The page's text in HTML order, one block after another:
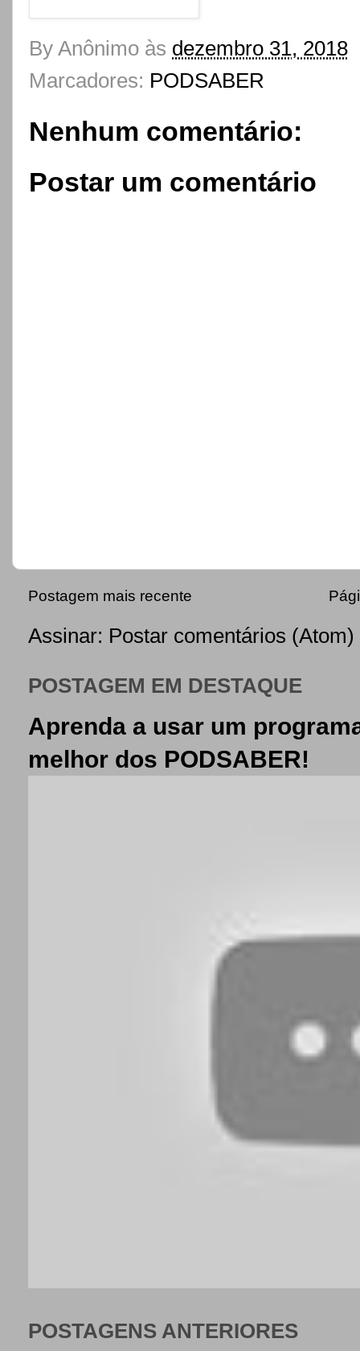
By Anônimo às dezembro 31, 2018
Marcadores: PODSABER
Nenhum comentário:
Postar um comentário
Postagem mais recente
Assinar: Postar comentários (Atom)
POSTAGEM EM DESTAQUE
Aprenda a usar um
melhor dos PODSABER!
POSTAGENS ANTERIORES